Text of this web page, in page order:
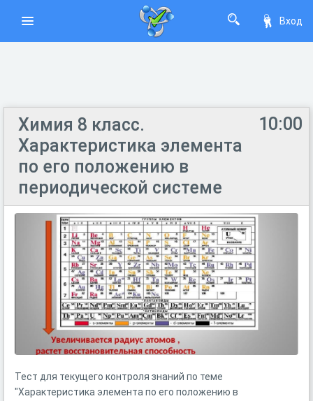
Вход
10:00
Химия 8 класс.
Характеристика элемента
по его положению в
периодической системе
Тест для текущего контроля знаний по теме
"Характеристика элемента по его положению в